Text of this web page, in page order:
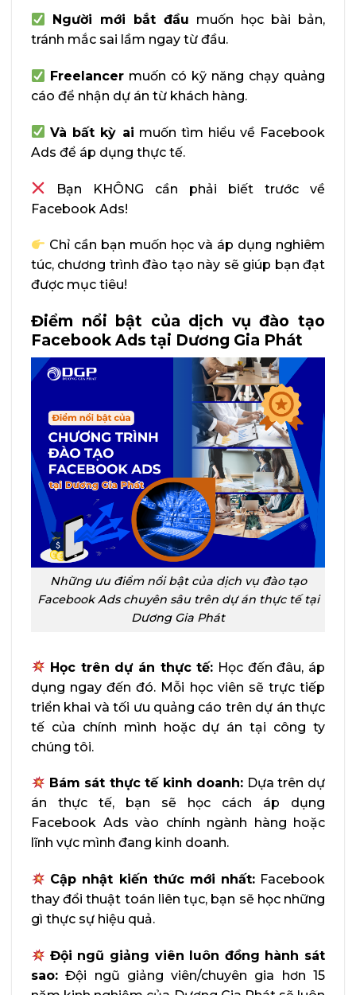
Người mới bắt đầu muốn học bài bản,
tránh mắc sai lầm ngay từ đầu.
Freelancer muốn có kỹ năng chạy quảng
cáo để nhận dự án từ khách hàng.
Và bất kỳ ai muốn tìm hiểu về Facebook
Ads để áp dụng thực tế.
Bạn KHÔNG cần phải biết trước về
Facebook Ads!
Chỉ cần bạn muốn học và áp dụng nghiêm
túc, chương trình đào tạo này sẽ giúp bạn đạt
được mục tiêu!
Điểm nổi bật của dịch vụ đào tạo
Facebook Ads tại Dương Gia Phát
Những ưu điểm nổi bật của dịch vụ đào tạo
Facebook Ads chuyên sâu trên dự án thực tế tại
Dương Gia Phát
Học trên dự án thực tế: Học đến đâu, áp
dụng ngay đến đó. Mỗi học viên sẽ trực tiếp
triển khai và tối ưu quảng cáo trên dự án thực
tế của chính mình hoặc dự án tại công ty
chúng tôi.
Bám sát thực tế kinh doanh: Dựa trên dự
án thực tế, bạn sẽ học cách áp dụng
Facebook Ads vào chính ngành hàng hoặc
lĩnh vực mình đang kinh doanh.
Cập nhật kiến thức mới nhất:Facebook
thay đổi thuật toán liên tục, bạn sẽ học những
gì thực sự hiệu quả.
Đội ngũ giảng viên luôn đồng hành sát
sao: Đội ngũ giảng viên/chuyên gia hơn 15